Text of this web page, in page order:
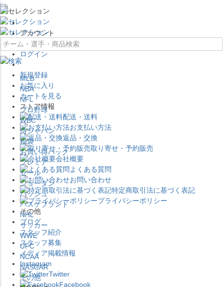
×
アカウント
ログイン
新規登録
お気に入り
カートを見る
ストア情報
配送・送料
お支払い方法
返品・交換
取り寄せ・予約販売
会社概要
よくある質問
お問い合わせ
特定商取引法に基づく表記
プライバシーポリシー
その他
ブログ
スタッフ紹介
スタッフ募集
メディア掲載情報
Instagram
Twitter
Facebook
MLB
NBA
NFL
プロ野球
WBC
侍ジャパン
福袋
お買い得パック
プレミア
セール
ジョーダン
バッシュ
バスケブランド
NHL
サッカー
WWE
UFC
NCAA
NASCAR
その他